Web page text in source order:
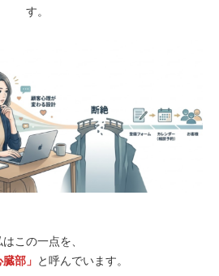
す。
この一点を、
部」 と呼んでいます。